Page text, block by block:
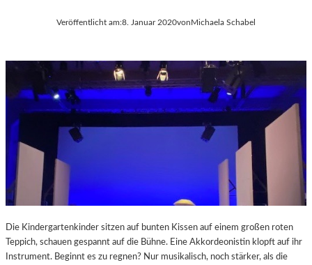
Veröffentlicht am:8. Januar 2020von Michaela Schabel
Die Kindergartenkinder sitzen auf bunten Kissen auf einem großen roten
Teppich, schauen gespannt auf die Bühne. Eine Akkordeonistin klopft auf ihr
Instrument. Beginnt es zu regnen? Nur musikalisch, noch stärker, als die